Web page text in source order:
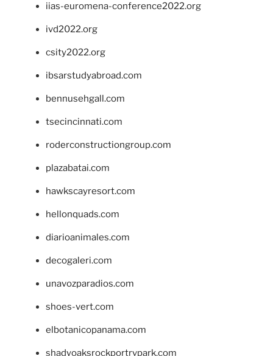
iias-euromena-conference2022.org
ivd2022.org
csity2022.org
ibsarstudyabroad.com
bennusehgall.com
tsecincinnati.com
roderconstructiongroup.com
plazabatai.com
hawkscayresort.com
hellonquads.com
diarioanimales.com
decogaleri.com
unavozparadios.com
shoes-vert.com
elbotanicopanama.com
shadyoaksrockportrvpark.com